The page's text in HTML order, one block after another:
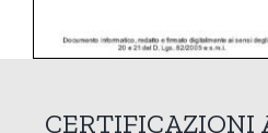
CERTIFICAZIONI